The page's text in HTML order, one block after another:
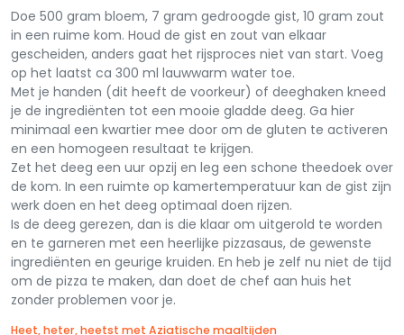
Doe 500 gram bloem, 7 gram gedroogde gist, 10 gram zout
in een ruime kom. Houd de gist en zout van elkaar
gescheiden, anders gaat het rijsproces niet van start. Voeg
op het laatst ca 300 ml lauwwarm water toe.
Met je handen (dit heeft de voorkeur) of deeghaken kneed
je de ingrediënten tot een mooie gladde deeg. Ga hier
minimaal een kwartier mee door om de gluten te activeren
en een homogeen resultaat te krijgen.
Zet het deeg een uur opzij en leg een schone theedoek over
de kom. In een ruimte op kamertemperatuur kan de gist zijn
werk doen en het deeg optimaal doen rijzen.
Is de deeg gerezen, dan is die klaar om uitgerold te worden
en te garneren met een heerlijke pizzasaus, de gewenste
ingrediënten en geurige kruiden. En heb je zelf nu niet de tijd
om de pizza te maken, dan doet de chef aan huis het
zonder problemen voor je.
Heet, heter, heetst met Aziatische maaltijden